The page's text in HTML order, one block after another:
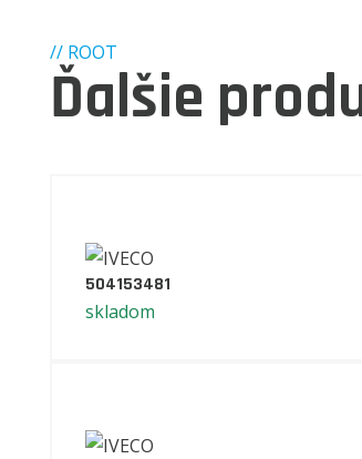
// ROOT
Ďalšie
504153481
skladom